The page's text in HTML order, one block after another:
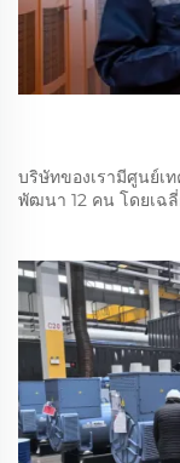
บริษัทของเรามีศูนย์เ
พัฒนา 12 คน โดยเฉ